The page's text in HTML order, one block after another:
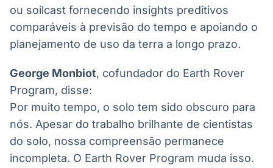
ou soilcast fornecendo insights preditivos
comparáveis à previsão do tempo e apoiando o
planejamento de uso da terra a longo prazo.
George Monbiot, cofundador do Earth Rover
Program, disse:
Por muito tempo, o solo tem sido obscuro para
nós. Apesar do trabalho brilhante de cientistas
do solo, nossa compreensão permanece
incompleta. O Earth Rover Program muda isso.